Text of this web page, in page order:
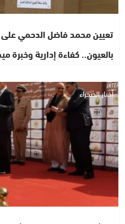
تعيين محمد فاضل الدحمي
بالعيون.. كفاءة إدارية وخبرة
أخبار الصحراء